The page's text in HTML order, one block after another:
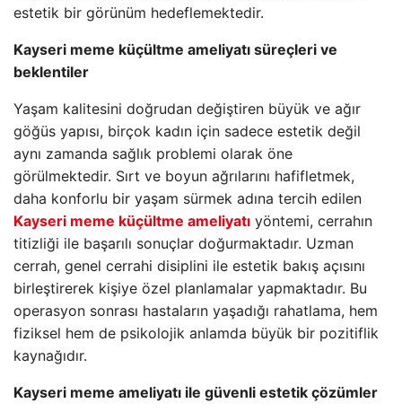
estetik bir görünüm hedeflemektedir.
Kayseri meme küçültme ameliyatı süreçleri ve
beklentiler
Yaşam kalitesini doğrudan değiştiren büyük ve ağır
göğüs yapısı, birçok kadın için sadece estetik değil
aynı zamanda sağlık problemi olarak öne
görülmektedir. Sırt ve boyun ağrılarını hafifletmek,
daha konforlu bir yaşam sürmek adına tercih edilen
Kayseri meme küçültme ameliyatı yöntemi, cerrahın
titizliği ile başarılı sonuçlar doğurmaktadır. Uzman
cerrah, genel cerrahi disiplini ile estetik bakış açısını
birleştirerek kişiye özel planlamalar yapmaktadır. Bu
operasyon sonrası hastaların yaşadığı rahatlama, hem
fiziksel hem de psikolojik anlamda büyük bir pozitiflik
kaynağıdır.
Kayseri meme ameliyatı ile güvenli estetik çözümler